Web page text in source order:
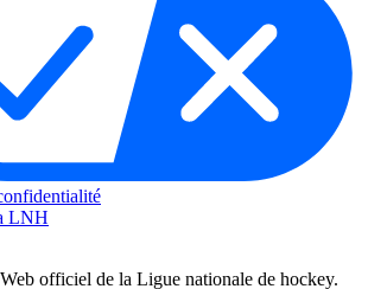
LNH
officiel de la Ligue nationale de hockey.